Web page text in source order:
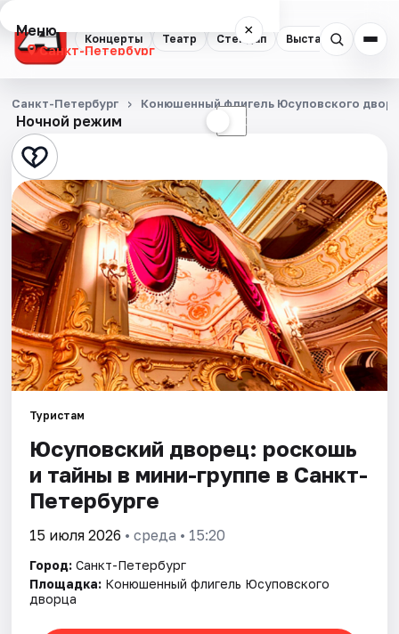
Концерты Театр Стендап Выставки
Меню ×
Санкт-Петербург
Концерты
Театр
Стендап
Выставки
Квесты
Экскурсии
Спорт
События
Города
Площадки
Артисты
Рейтинги
Ночной режим ☾
Санкт-Петербург Конюшенный флигель Юсуповского
Туристам
Юсуповский дворец: роскошь
и тайны в мини-группе в Санкт-
Петербурге
15 июля 2026 • среда • 15:20
Город: Санкт-Петербург
Площадка: Конюшенный флигель Юсуповского
дворца